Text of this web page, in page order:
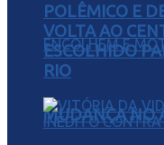
MUDANÇA NO
POLÊMICO E
VOLTA AO
ESCOLHIDO
RIO